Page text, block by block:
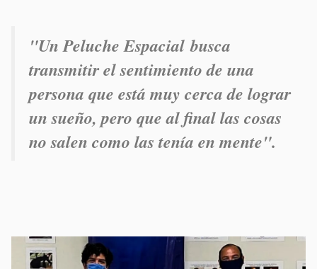
"Un Peluche Espacial busca
transmitir el sentimiento de una
persona que está muy cerca de lograr
un sueño, pero que al final las cosas
no salen como las tenía en mente".